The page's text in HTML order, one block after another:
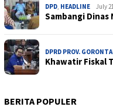
DPD HEADLINE July
Sambangi
DPRD PROV.
Khawatir Fiskal
BERITA POPULER